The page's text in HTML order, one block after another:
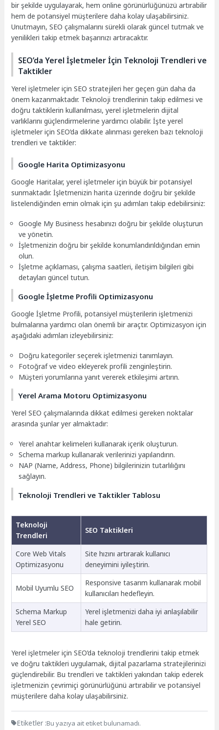
bir şekilde uygulayarak, hem online görünürlüğünüzü artırabilir
hem de potansiyel müşterilere daha kolay ulaşabilirsiniz.
Unutmayın, SEO çalışmalarını sürekli olarak güncel tutmak ve
yenilikleri takip etmek başarınızı artıracaktır.
SEO’da Yerel İşletmeler İçin Teknoloji Trendleri ve
Taktikler
Yerel işletmeler için SEO stratejileri her geçen gün daha da
önem kazanmaktadır. Teknoloji trendlerinin takip edilmesi ve
doğru taktiklerin kullanılması, yerel işletmelerin dijital
varlıklarını güçlendirmelerine yardımcı olabilir. İşte yerel
işletmeler için SEO’da dikkate alınması gereken bazı teknoloji
trendleri ve taktikler:
Google Harita Optimizasyonu
Google Haritalar, yerel işletmeler için büyük bir potansiyel
sunmaktadır. İşletmenizin harita üzerinde doğru bir şekilde
listelendiğinden emin olmak için şu adımları takip edebilirsiniz:
Google My Business hesabınızı doğru bir şekilde oluşturun
ve yönetin.
İşletmenizin doğru bir şekilde konumlandırıldığından emin
olun.
İşletme açıklaması, çalışma saatleri, iletişim bilgileri gibi
detayları güncel tutun.
Google İşletme Profili Optimizasyonu
Google İşletme Profili, potansiyel müşterilerin işletmenizi
bulmalarına yardımcı olan önemli bir araçtır. Optimizasyon için
aşağıdaki adımları izleyebilirsiniz:
Doğru kategoriler seçerek işletmenizi tanımlayın.
Fotoğraf ve video ekleyerek profili zenginleştirin.
Müşteri yorumlarına yanıt vererek etkileşimi artırın.
Yerel Arama Motoru Optimizasyonu
Yerel SEO çalışmalarında dikkat edilmesi gereken noktalar
arasında şunlar yer almaktadır:
Yerel anahtar kelimeleri kullanarak içerik oluşturun.
Schema markup kullanarak verilerinizi yapılandırın.
NAP (Name, Address, Phone) bilgilerinizin tutarlılığını
sağlayın.
Teknoloji Trendleri ve Taktikler Tablosu
Teknoloji
Trendleri
SEO Taktikleri
Core Web Vitals
Optimizasyonu
Site hızını artırarak kullanıcı
deneyimini iyileştirin.
Mobil Uyumlu SEO
Responsive tasarım kullanarak mobil
kullanıcıları hedefleyin.
Schema Markup
Yerel SEO
Yerel işletmenizi daha iyi anlaşılabilir
hale getirin.
Yerel işletmeler için SEO’da teknoloji trendlerini takip etmek
ve doğru taktikleri uygulamak, dijital pazarlama stratejilerinizi
güçlendirebilir. Bu trendleri ve taktikleri yakından takip ederek
işletmenizin çevrimiçi görünürlüğünü artırabilir ve potansiyel
müşterilere daha kolay ulaşabilirsiniz.
Etiketler :Bu yazıya ait etiket bulunamadı.